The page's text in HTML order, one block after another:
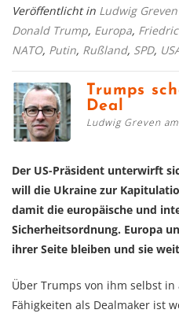
Veröffentlicht in Ludwig Greven
Donald Trump, Europa,
NATO, Putin, Rußland, SPD,
Trumps
Deal
Ludwig Greven am
Der US-Präsident unterwirft
will die Ukraine zur
damit die europäische und
Sicherheitsordnung. Europa
ihrer Seite bleiben und sie
Über Trumps von ihm selbst
Fähigkeiten als Dealmaker ist